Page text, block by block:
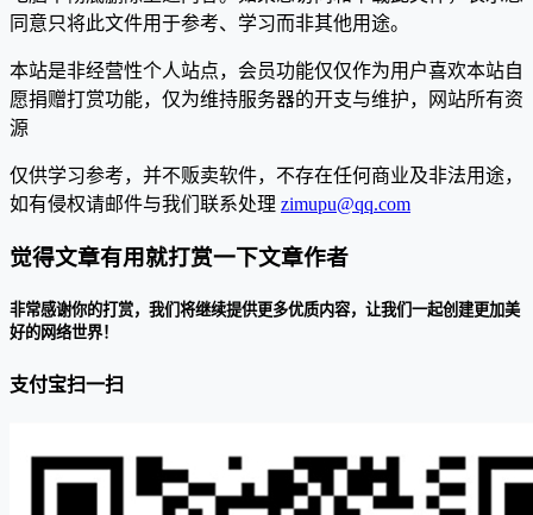
同意只将此文件用于参考、学习而非其他用途。
本站是非经营性个人站点，会员功能仅仅作为用户喜欢本站自
愿捐赠打赏功能，仅为维持服务器的开支与维护，网站所有资
源
仅供学习参考，并不贩卖软件，不存在任何商业及非法用途，
如有侵权请邮件与我们联系处理 zimupu@qq.com
觉得文章有用就打赏一下文章作者
非常感谢你的打赏，我们将继续提供更多优质内容，让我们一起创建更加美
好的网络世界！
支付宝扫一扫